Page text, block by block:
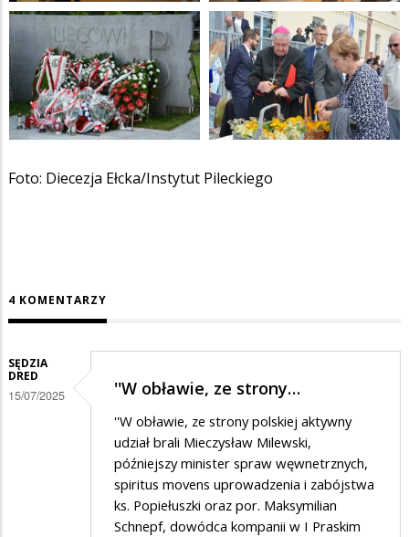
Foto: Diecezja Ełcka/Instytut Pileckiego
4 KOMENTARZY
SĘDZIA
DRED
15/07/2025 ''W obławie, ze strony…
''W obławie, ze strony polskiej aktywny
udział brali Mieczysław Milewski,
późniejszy minister spraw węwnetrznych,
spiritus movens uprowadzenia i zabójstwa
ks. Popiełuszki oraz por. Maksymilian
Schnepf, dowódca kompanii w I Praskim